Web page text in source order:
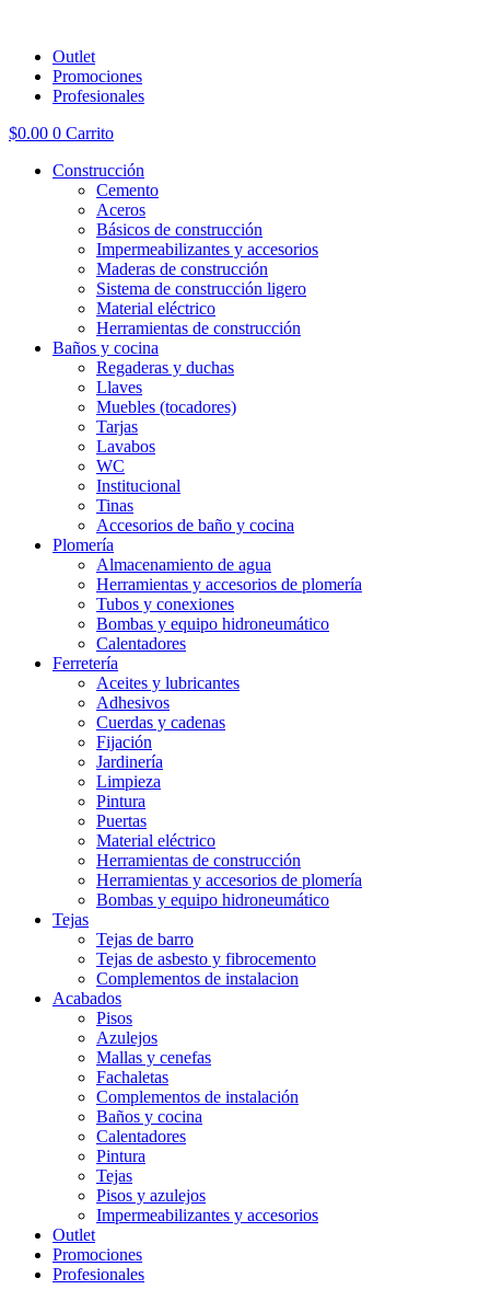
Outlet
Promociones
Profesionales
$0.00 0 Carrito
Construcción
Cemento
Aceros
Básicos de construcción
Impermeabilizantes y accesorios
Maderas de construcción
Sistema de construcción ligero
Material eléctrico
Herramientas de construcción
Baños y cocina
Regaderas y duchas
Llaves
Muebles (tocadores)
Tarjas
Lavabos
WC
Institucional
Tinas
Accesorios de baño y cocina
Plomería
Almacenamiento de agua
Herramientas y accesorios de plomería
Tubos y conexiones
Bombas y equipo hidroneumático
Calentadores
Ferretería
Aceites y lubricantes
Adhesivos
Cuerdas y cadenas
Fijación
Jardinería
Limpieza
Pintura
Puertas
Material eléctrico
Herramientas de construcción
Herramientas y accesorios de plomería
Bombas y equipo hidroneumático
Tejas
Tejas de barro
Tejas de asbesto y fibrocemento
Complementos de instalacion
Acabados
Pisos
Azulejos
Mallas y cenefas
Fachaletas
Complementos de instalación
Baños y cocina
Calentadores
Pintura
Tejas
Pisos y azulejos
Impermeabilizantes y accesorios
Outlet
Promociones
Profesionales